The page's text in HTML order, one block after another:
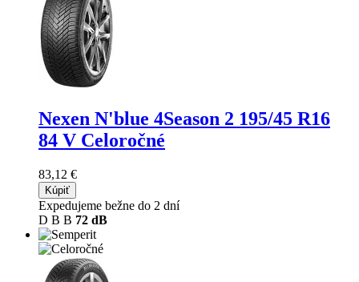
Nexen N'blue 4Season 2 195/45 R16
84 V Celoročné
83,12 €
Kúpiť
Expedujeme bežne do 2 dní
D B B 72 dB